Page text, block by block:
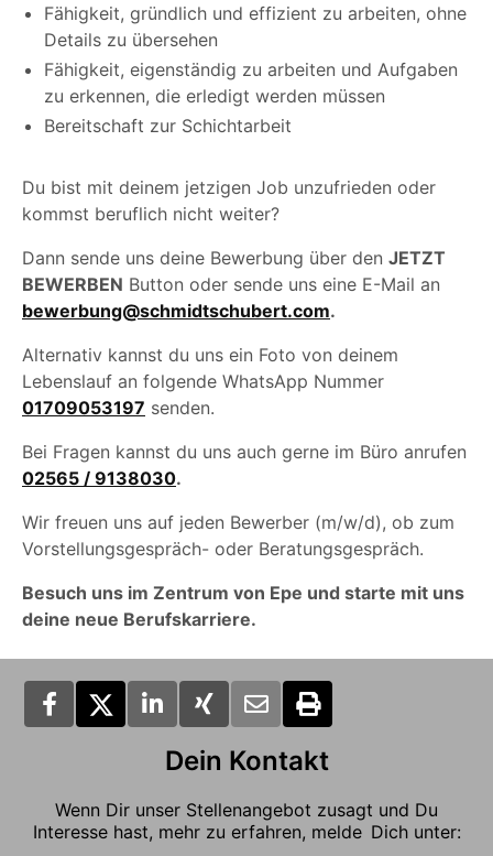
Fähigkeit, gründlich und effizient zu arbeiten, ohne
Details zu übersehen
Fähigkeit, eigenständig zu arbeiten und Aufgaben
zu erkennen, die erledigt werden müssen
Bereitschaft zur Schichtarbeit
Du bist mit deinem jetzigen Job unzufrieden oder
kommst beruflich nicht weiter?
Dann sende uns deine Bewerbung über den JETZT
BEWERBEN Button oder sende uns eine E-Mail an
bewerbung@schmidtschubert.com.
Alternativ kannst du uns ein Foto von deinem
Lebenslauf an folgende WhatsApp Nummer
01709053197 senden.
Bei Fragen kannst du uns auch gerne im Büro anrufen
02565 / 9138030.
Wir freuen uns auf jeden Bewerber (m/w/d), ob zum
Vorstellungsgespräch- oder Beratungsgespräch.
Besuch uns im Zentrum von Epe und starte mit uns
deine neue Berufskarriere.
Dein Kontakt
Wenn Dir unser Stellenangebot zusagt und Du
Interesse hast, mehr zu erfahren, melde Dich unter: